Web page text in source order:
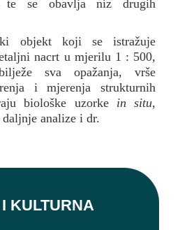
te se obavlja niz drugih
objekt koji se istražuje
nacrt u mjerilu 1 : 500,
sva opažanja, vrše
i mjerenja strukturnih
biološke uzorke in situ,
analize i dr.
KULTURNA